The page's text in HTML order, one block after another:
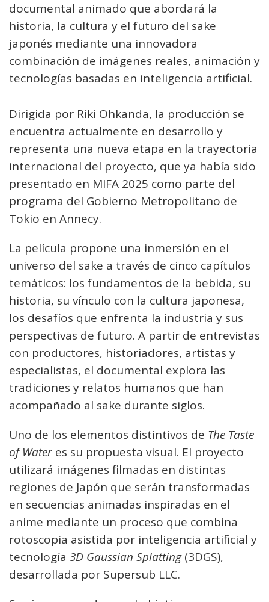
documental animado que abordará la
historia, la cultura y el futuro del sake
japonés mediante una innovadora
combinación de imágenes reales, animación y
tecnologías basadas en inteligencia artificial.
Dirigida por Riki Ohkanda, la producción se
encuentra actualmente en desarrollo y
representa una nueva etapa en la trayectoria
internacional del proyecto, que ya había sido
presentado en MIFA 2025 como parte del
programa del Gobierno Metropolitano de
Tokio en Annecy.
La película propone una inmersión en el
universo del sake a través de cinco capítulos
temáticos: los fundamentos de la bebida, su
historia, su vínculo con la cultura japonesa,
los desafíos que enfrenta la industria y sus
perspectivas de futuro. A partir de entrevistas
con productores, historiadores, artistas y
especialistas, el documental explora las
tradiciones y relatos humanos que han
acompañado al sake durante siglos.
Uno de los elementos distintivos de The Taste
of Water es su propuesta visual. El proyecto
utilizará imágenes filmadas en distintas
regiones de Japón que serán transformadas
en secuencias animadas inspiradas en el
anime mediante un proceso que combina
rotoscopia asistida por inteligencia artificial y
tecnología 3D Gaussian Splatting(3DGS),
desarrollada por Supersub LLC.